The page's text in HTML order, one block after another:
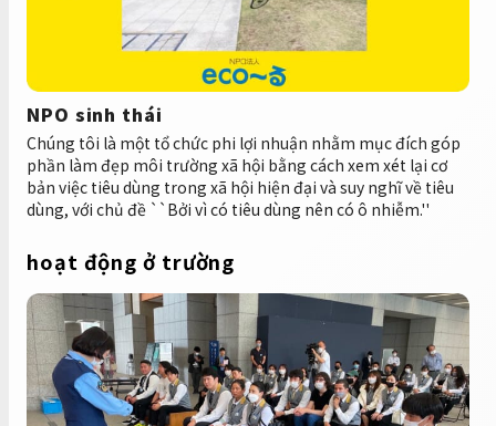
NPO sinh thái
Chúng tôi là một tổ chức phi lợi nhuận nhằm mục đích góp
phần làm đẹp môi trường xã hội bằng cách xem xét lại cơ
bản việc tiêu dùng trong xã hội hiện đại và suy nghĩ về tiêu
dùng, với chủ đề ``Bởi vì có tiêu dùng nên có ô nhiễm.''
hoạt động ở trường